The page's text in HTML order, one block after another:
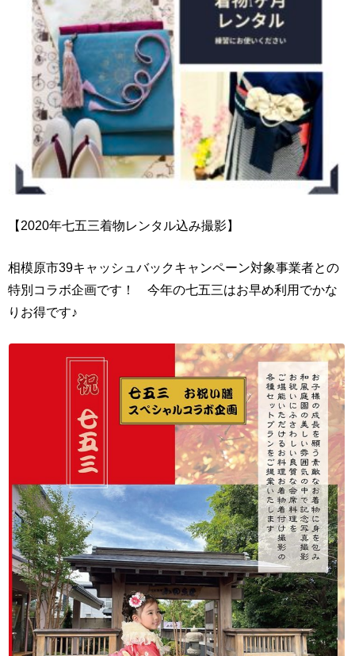
【2020年七五三着物レンタル込み撮影】
相模原市39キャッシュバックキャンペーン対象事業者との
特別コラボ企画です！ 今年の七五三はお早め利用でかな
りお得です♪